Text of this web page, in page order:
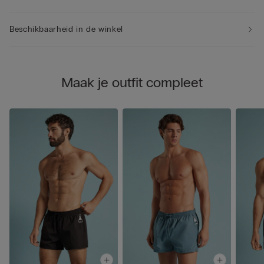
Beschikbaarheid in de winkel
Maak je outfit compleet